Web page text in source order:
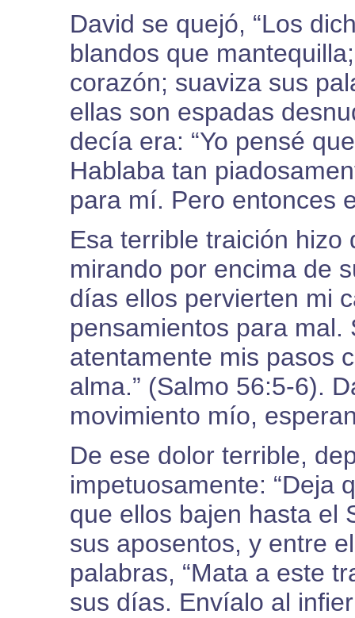
David se quejó, “Los
blandos que
corazón; suaviza sus
ellas son espadas
decía era: “Yo pensé
Hablaba tan
para mí. Pero entonces
Esa terrible traición
mirando por encima de
días ellos pervierten mi
pensamientos para
atentamente mis pasos
alma.” (Salmo 56:5-6).
movimiento mío,
De ese dolor terrible,
impetuosamente: “Deja
que ellos bajen hasta el
sus aposentos, y entre
palabras, “Mata a este
sus días. Envíalo al